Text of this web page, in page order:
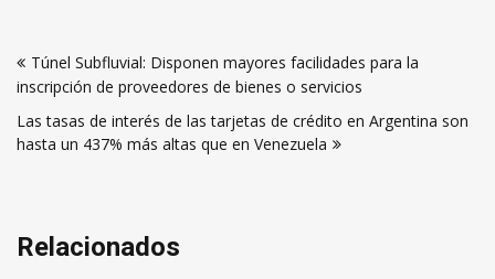
de
entradas
Túnel Subfluvial: Disponen mayores facilidades para la
inscripción de proveedores de bienes o servicios
Las tasas de interés de las tarjetas de crédito en Argentina son
hasta un 437% más altas que en Venezuela
Relacionados